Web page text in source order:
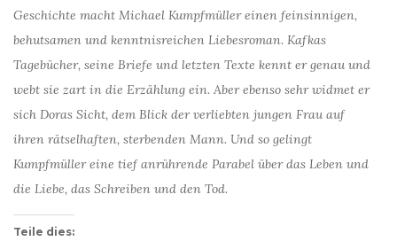
Geschichte macht Michael Kumpfmüller einen feinsinnigen,
behutsamen und kenntnisreichen Liebesroman. Kafkas
Tagebücher, seine Briefe und letzten Texte kennt er genau und
webt sie zart in die Erzählung ein. Aber ebenso sehr widmet er
sich Doras Sicht, dem Blick der verliebten jungen Frau auf
ihren rätselhaften, sterbenden Mann. Und so gelingt
Kumpfmüller eine tief anrührende Parabel über das Leben und
die Liebe, das Schreiben und den Tod.
Teile dies: